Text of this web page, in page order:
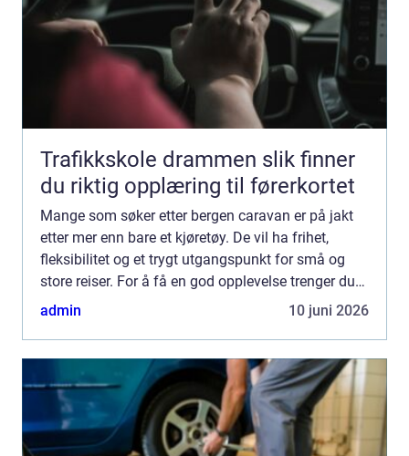
Trafikkskole drammen slik finner
du riktig opplæring til førerkortet
Mange som søker etter bergen caravan er på jakt
etter mer enn bare et kjøretøy. De vil ha frihet,
fleksibilitet og et trygt utgangspunkt for små og
store reiser. For å få en god opplevelse trenger du
både riktig bobil eller campingvogn, solid oppfølg...
admin 10 juni 2026